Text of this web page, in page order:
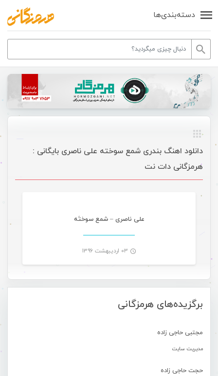
دسته‌بندی‌ها
برگزیده‌های هرمزگانی
مجتبی حاجی زاده
مدیریت سایت
حجت حاجی زاده
دانلود اهنگ بندری شمع سوخته علی ناصری بایگانی :
هرمزگانی دات نت
علی ناصری – شمع سوختَه
۰۳ اردیبهشت ۱۳۹۶